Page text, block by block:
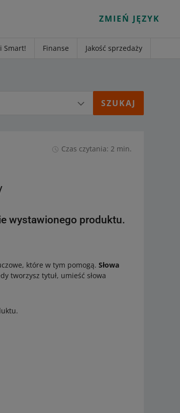
ZMIEŃ JĘZYK
Smart! Finanse Jakość sprzedaży
Czas czytania: 2 min.
wystawionego produktu.
które w tym pomogą.Słowa
tworzysz tytuł, umieść słowa